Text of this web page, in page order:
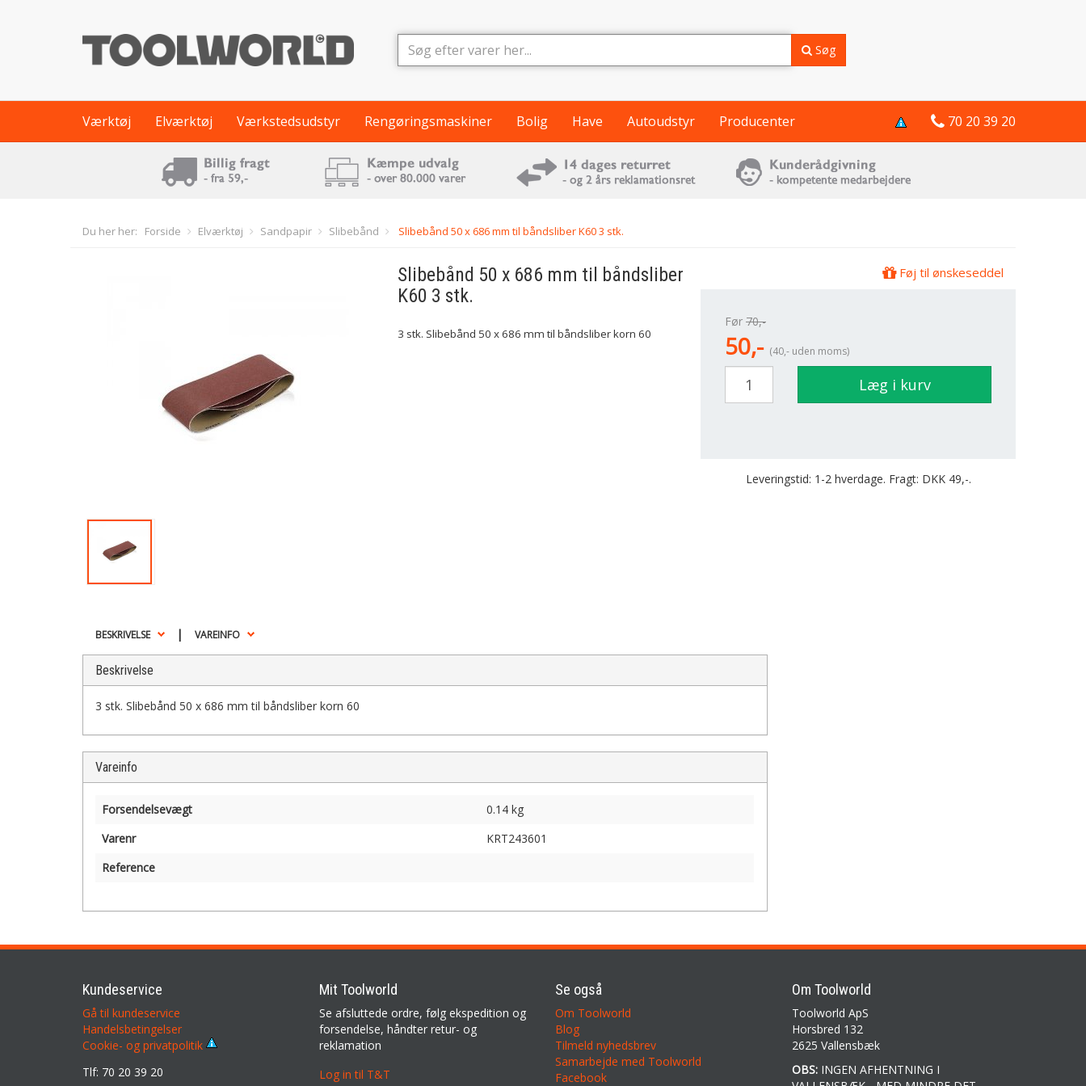
Søg
Værktøj Elværktøj Værkstedsudstyr Rengøringsmaskiner Bolig Have Autoudstyr Producenter 70 20 39 20
Du her her: Forside Elværktøj Sandpapir Slibebånd Slibebånd 50 x 686 mm til båndsliber K60 3 stk.
Slibebånd 50 x 686 mm til båndsliber
K60 3 stk.
3 stk. Slibebånd 50 x 686 mm til båndsliber korn 60
Føj til ønskeseddel
Før 70,-
50,- (40,- uden moms)
Læg i kurv
Leveringstid: 1-2 hverdage. Fragt: DKK 49,-.
BESKRIVELSE | VAREINFO
Beskrivelse
3 stk. Slibebånd 50 x 686 mm til båndsliber korn 60
Vareinfo
Forsendelsevægt
0.14 kg
Varenr
KRT243601
Reference
Kundeservice
Gå til kundeservice
Handelsbetingelser
Cookie- og privatpolitik
Tlf: 70 20 39 20
Mit Toolworld
Se afsluttede ordre, følg ekspedition og
forsendelse, håndter retur- og
reklamation
Log in til T&T
Se også
Om Toolworld
Blog
Tilmeld nyhedsbrev
Samarbejde med Toolworld
Facebook
Om Toolworld
Toolworld ApS
Horsbred 132
2625 Vallensbæk
OBS:INGEN AFHENTNING I